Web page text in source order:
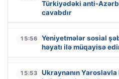
Türkiyədəki anti-
cavabdır
15:56
Yeniyetmələr sosial
həyatı ilə müqayisə
15:53
Ukraynanın